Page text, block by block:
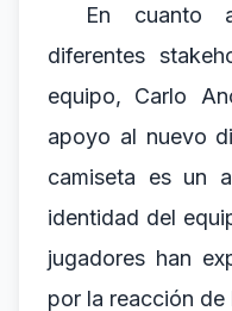
En cuanto
diferentes
equipo, Carlo
apoyo al nuevo
camiseta es un
identidad del
jugadores han
por la reacción